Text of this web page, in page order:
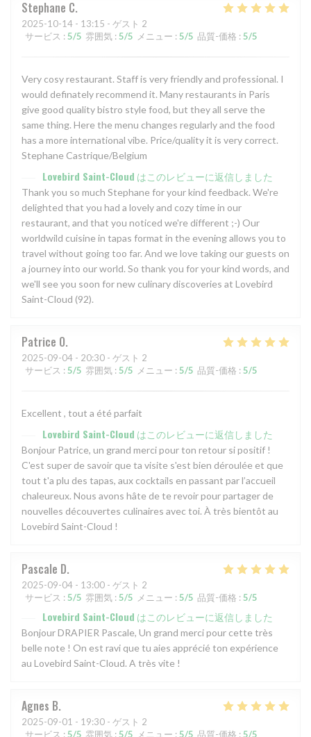
Stephane C
2025-10-14 - 13:15 - ゲスト 2
サービス : 5/5 雰囲気 : 5/5 メニュー : 5/5 品質-価格 : 5/5
Very cosy restaurant. Staff is very friendly and professional. I
would definately recommend it. Many restaurants in Paris
give good quality bistro style food, but they all serve the
same thing. Here the menu changes regularly and the food
has a more international vibe. Price/quality it is very correct.
Stephane Castrique/Belgium
Lovebird Saint-Cloud はこのレビューに返信しました
Thank you so much Stephane for your kind feedback. We're
delighted that you had a lovely and cozy time in our
restaurant, and that you noticed we're different ;-) Our
worldwild cuisine in tapas format in the evening allows you to
travel without going too far. And we love taking our guests on
a journey into our world. So thank you for your kind words, and
we'll see you soon for new culinary discoveries at Lovebird
Saint-Cloud (92).
Patrice O
2025-09-04 - 20:30 - ゲスト 2
サービス : 5/5 雰囲気 : 5/5 メニュー : 5/5 品質-価格 : 5/5
Excellent , tout a été parfait
Lovebird Saint-Cloud はこのレビューに返信しました
Bonjour Patrice, un grand merci pour ton retour si positif !
C'est super de savoir que ta visite s'est bien déroulée et que
tout t'a plu des tapas, aux cocktails en passant par l’accueil
chaleureux. Nous avons hâte de te revoir pour partager de
nouvelles découvertes culinaires avec toi. À très bientôt au
Lovebird Saint-Cloud !
Pascale D
2025-09-04 - 13:00 - ゲスト 2
サービス : 5/5 雰囲気 : 5/5 メニュー : 5/5 品質-価格 : 5/5
Lovebird Saint-Cloud はこのレビューに返信しました
Bonjour DRAPIER Pascale, Un grand merci pour cette très
belle note ! On est ravi que tu aies apprécié ton expérience
au Lovebird Saint-Cloud. A très vite !
Agnes B
2025-09-01 - 19:30 - ゲスト 2
サービス : 5/5 雰囲気 : 5/5 メニュー : 5/5 品質-価格 : 5/5